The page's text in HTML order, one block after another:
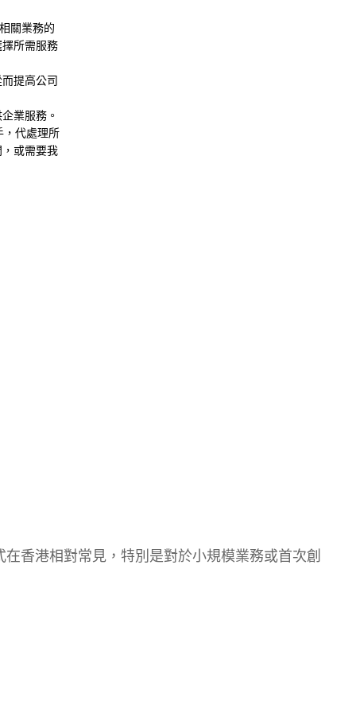
關業務的
所需服務
提高公司
業服務。
，代處理所
或需要我
香港相對常見，特別是對於小規模業務或首次創